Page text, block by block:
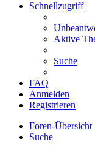
Schnellzugriff
Aktive
Suche
FAQ
Anmelden
Registrieren
Foren-Übersicht
Suche